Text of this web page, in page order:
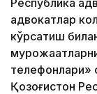
Республика
адвокатлар
кўрсатиш
телефонлари»
Қозоғистон